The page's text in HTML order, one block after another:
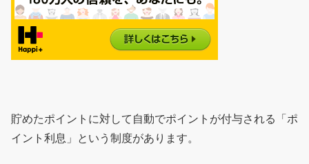
貯めたポイントに対して自動でポイントが付与される「ポ
イント利息」という制度があります。